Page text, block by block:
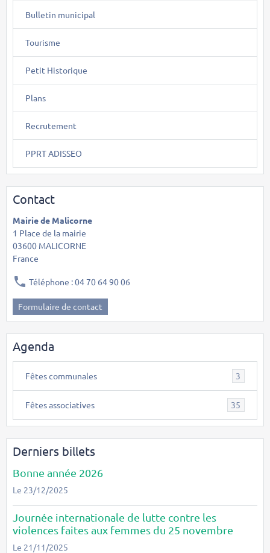
Bulletin municipal
Tourisme
Petit Historique
Plans
Recrutement
PPRT ADISSEO
Contact
Mairie de Malicorne
1 Place de la mairie
03600 MALICORNE
France
Téléphone : 04 70 64 90 06
Formulaire de contact
Agenda
Fêtes communales 3
Fêtes associatives 35
Derniers billets
Bonne année 2026
Le 23/12/2025
Journée internationale de lutte contre les
violences faites aux femmes du 25 novembre
Le 21/11/2025